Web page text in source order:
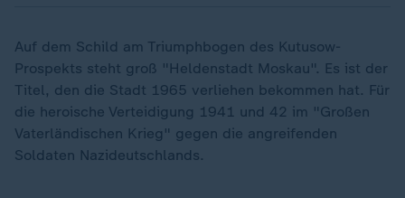
Auf dem Schild am Triumphbogen des Kutusow-
Prospekts steht groß "Heldenstadt Moskau". Es ist der
Titel, den die Stadt 1965 verliehen bekommen hat. Für
die heroische Verteidigung 1941 und 42 im "Großen
Vaterländischen Krieg" gegen die angreifenden
Soldaten Nazideutschlands.